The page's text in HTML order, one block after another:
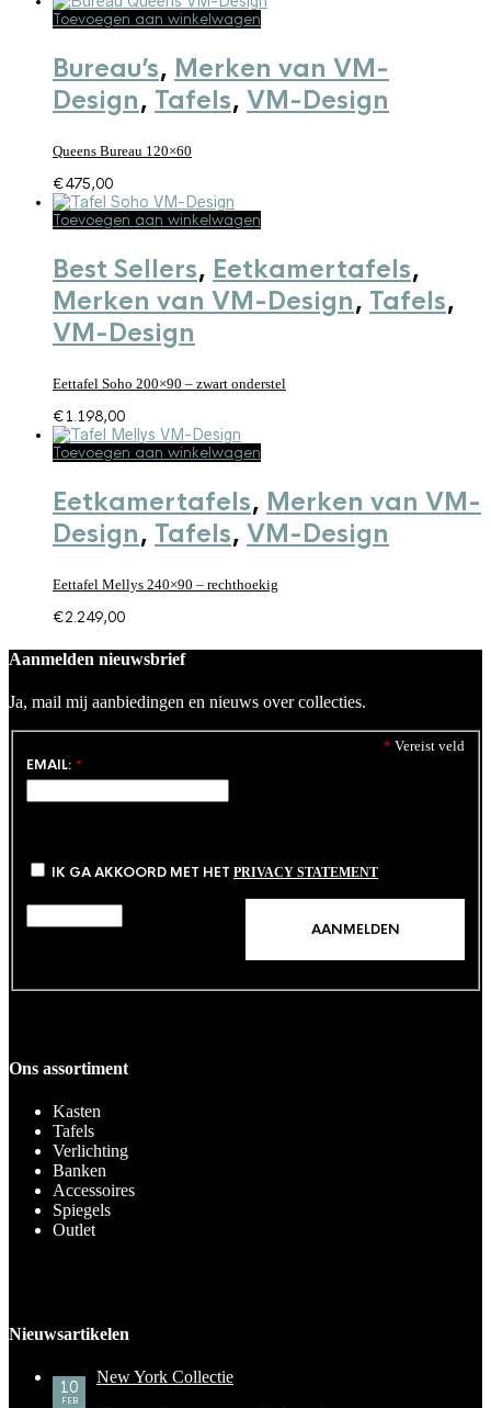
Toevoegen aan winkelwagen
Bureau’s, Merken van VM-
Design, Tafels, VM-Design
Queens Bureau 120×60
€475,00
Toevoegen aan winkelwagen
Best Sellers, Eetkamertafels,
Merken van VM-Design, Tafels,
VM-Design
Eettafel Soho 200×90 – zwart onderstel
€1.198,00
Toevoegen aan winkelwagen
Eetkamertafels, Merken van VM-
Design, Tafels, VM-Design
Eettafel Mellys 240×90 – rechthoekig
€2.249,00
Aanmelden nieuwsbrief
Ja, mail mij aanbiedingen en nieuws over collecties.
* Vereist veld
EMAIL: *
IK GA AKKOORD MET HET PRIVACY STATEMENT
Ons assortiment
Kasten
Tafels
Verlichting
Banken
Accessoires
Spiegels
Outlet
Nieuwsartikelen
10
FEB
New York Collectie